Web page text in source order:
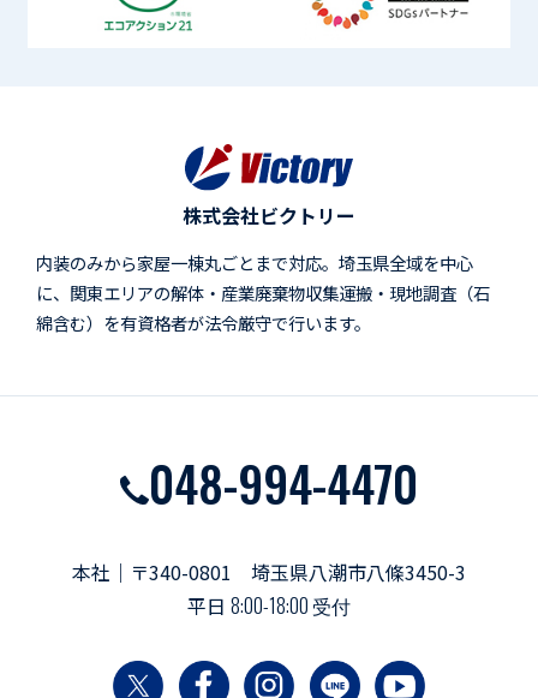
株式会社ビクトリー
内装のみから家屋一棟丸ごとまで対応。埼玉県全域を中心
に、関東エリアの解体・産業廃棄物収集運搬・現地調査（石
綿含む）を有資格者が法令厳守で行います。
048-994-4470
本社｜〒340-0801 埼玉県八潮市八條3450-3
平日 8:00-18:00 受付